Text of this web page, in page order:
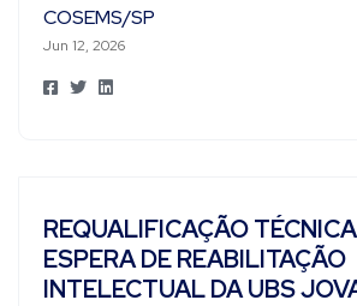
COSEMS/SP
Jun 12, 2026
REQUALIFICAÇÃO
ESPERA DE REABILITAÇÃO
INTELECTUAL DA UBS